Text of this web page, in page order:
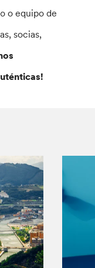
o equipo de
socias,